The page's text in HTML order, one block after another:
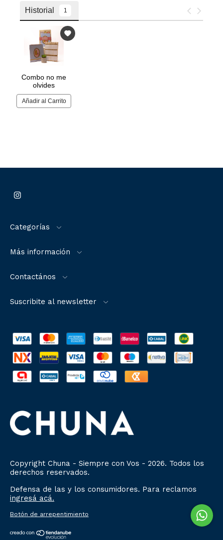
Categorías
Más información
Contactános
Suscribite al newsletter
Copyright Chuna - Siempre con Vos - 2026. Todos los
derechos reservados.
Defensa de las y los consumidores. Para reclamos
ingresá acá.
Botón de arrepentimiento